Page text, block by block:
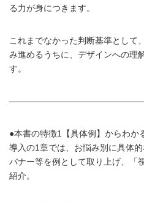
る力が身につきます。
これまでなかった判断基準として
み進めるうちに、デザインへの理
す。
●本書の特徴1【具体例】からわか
導入の1章では、お悩み別に具体
バナー等を例として取り上げ、「
紹介。